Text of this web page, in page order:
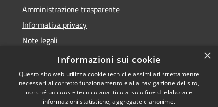
Amministrazione trasparente
Informativa privacy
Note legali
Dichiarazione di accessibilità
Copyright © 2026 • Comune di
×
Informazioni sui cookie
Questo sito web utilizza cookie tecnici e assimilati strettamente
necessari al corretto funzionamento e alla navigazione del sito,
nonché un cookie tecnico analitico al solo fine di elaborare
informazioni statistiche, aggregate e anonime.